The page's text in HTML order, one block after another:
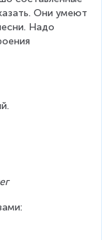
Они умеют
Надо